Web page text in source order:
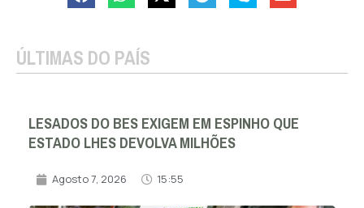
ÚLTIMAS DO PAÍS
LESADOS DO BES EXIGEM EM ESPINHO QUE
ESTADO LHES DEVOLVA MILHÕES
Agosto 7, 2026 15:55